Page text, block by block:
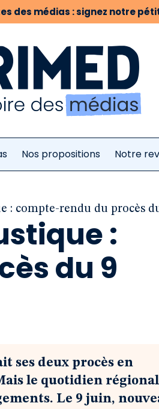
des médias : signez notre
Nos propositions Notre
: compte-rendu du procès
:
du 9
ses deux procès en
le quotidien
Le 9 juin,